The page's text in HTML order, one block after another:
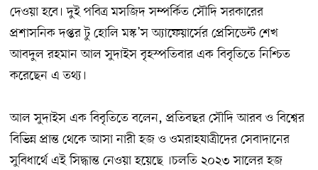
দেওয়া হবে। দুই পবিত্র মসজিদ সম্পর্কিত সৌদি সরকারের
প্রশাসনিক দপ্তর টু হোলি মস্ক’স অ্যাফেয়ার্সের প্রেসিডেন্ট শেখ
আবদুল রহমান আল সুদাইস বৃহস্পতিবার এক বিবৃতিতে নিশ্চিত
করেছেন এ তথ্য।
আল সুদাইস এক বিবৃতিতে বলেন, প্রতিবছর সৌদি আরব ও বিশ্বের
বিভিন্ন প্রান্ত থেকে আসা নারী হজ ও ওমরাহযাত্রীদের সেবাদানের
সুবিধার্থে এই সিদ্ধান্ত নেওয়া হয়েছে ।চলতি ২০২৩ সালের হজ